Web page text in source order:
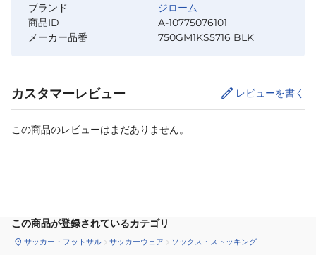
ブランド
ジローム
商品ID
A-10775076101
メーカー品番
750GM1KS5716 BLK
カスタマーレビュー レビューを書く
この商品のレビューはまだありません。
この商品が登録されているカテゴリ
サッカー・フットサル サッカーウェア ソックス・ストッキング